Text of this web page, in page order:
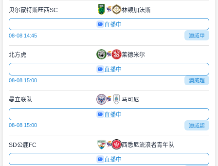
贝尔蒙特斯旺西SC 林顿加法斯
直播中
08-08 14:45 澳威甲
北方虎 莱德米尔
直播中
08-08 15:00 澳威超
曼立联队 马可尼
直播中
08-08 15:00 澳威超
SD公鹿FC 西悉尼流浪者青年队
直播中